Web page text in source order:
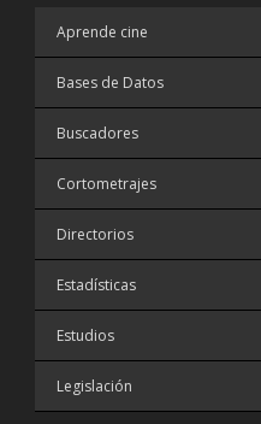
Aprende cine
Bases de Datos
Buscadores
Cortometrajes
Directorios
Estadísticas
Estudios
Legislación